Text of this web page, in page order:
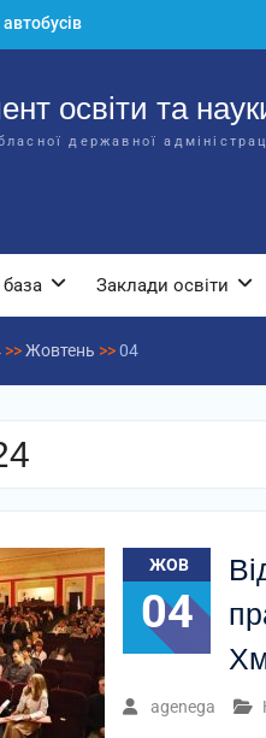
обласної
для
освіти та
державної
Заклади освіти
>>Жовтень >>04
ЖОВ
04
agenega